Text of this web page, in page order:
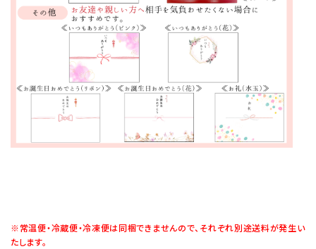
※常温便・冷蔵便・冷凍便は同梱できませんので、それぞれ別途送料が発生い
たします。